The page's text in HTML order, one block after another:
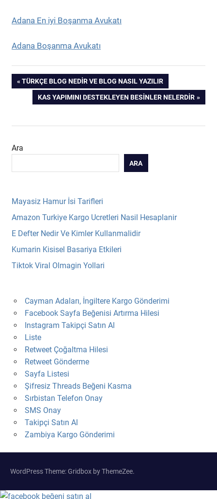
Adana En iyi Boşanma Avukatı
Adana Boşanma Avukatı
Yazı
gezinmesi
PREVIOUS
POST:
TÜRKÇE BLOG NEDIR VE BLOG NASIL YAZILIR
NEXT
KAS YAPIMINI DESTEKLEYEN BESINLER NELERDIR
Ara
ARA
Mayasiz Hamur İsi Tarifleri
Amazon Turkiye Kargo Ucretleri Nasil Hesaplanir
E Defter Nedir Ve Kimler Kullanmalidir
Kumarin Kisisel Basariya Etkileri
Tiktok Viral Olmagin Yollari
Cayman Adaları, İngiltere Kargo Gönderimi
Facebook Sayfa Beğenisi Artırma Hilesi
Instagram Takipçi Satın Al
Liste
Retweet Çoğaltma Hilesi
Retweet Gönderme
Sayfa Listesi
Şifresiz Threads Beğeni Kasma
Sırbistan Telefon Onay
SMS Onay
Takipçi Satın Al
Zambiya Kargo Gönderimi
WordPress Theme: Gridbox by ThemeZee.